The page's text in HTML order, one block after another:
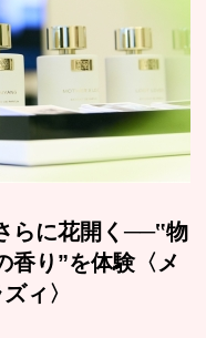
らに花開く──‟物
香り”を体験〈メ
ィ〉